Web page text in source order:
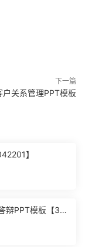
下一篇
户关系管理PPT模板
】
辩PPT模板【361